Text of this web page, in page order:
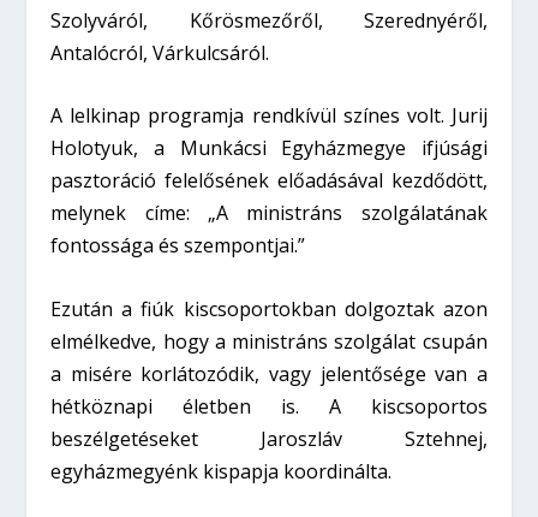
Szolyváról, Kőrösmezőről, Szerednyéről,
Antalócról, Várkulcsáról.
A lelkinap programja rendkívül színes volt. Jurij
Holotyuk, a Munkácsi Egyházmegye ifjúsági
pasztoráció felelősének előadásával kezdődött,
melynek címe: „A ministráns szolgálatának
fontossága és szempontjai.”
Ezután a fiúk kiscsoportokban dolgoztak azon
elmélkedve, hogy a ministráns szolgálat csupán
a misére korlátozódik, vagy jelentősége van a
hétköznapi életben is. A kiscsoportos
beszélgetéseket Jaroszláv Sztehnej,
egyházmegyénk kispapja koordinálta.